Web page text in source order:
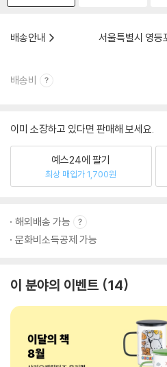
배송안내
서울특별시 영등
배송비
이미 소장하고 있다면 판매해 보세요.
예스24에 팔기
최상 매입가 1,700원
해외배송 가능
문화비소득공제 가능
이 분야의 이벤트 14